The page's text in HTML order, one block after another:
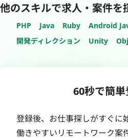
他のスキルで求人・案件を
PHP Java Ruby Android
開発ディレクション
Unity
60秒で簡単
登録後、お仕事探しがすぐに
働きやすいリモートワーク案